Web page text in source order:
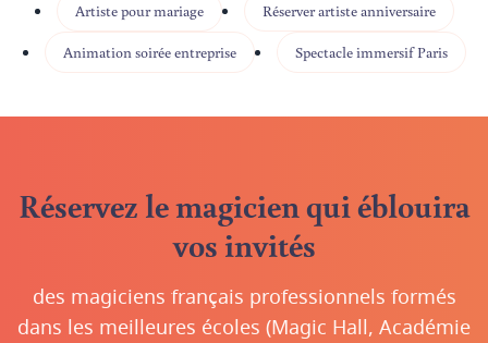
Artiste pour mariage Réserver artiste anniversaire
Animation soirée entreprise Spectacle immersif Paris
Réservez le magicien qui éblouira
vos invités
des magiciens français professionnels formés
dans les meilleures écoles (Magic Hall, Académie